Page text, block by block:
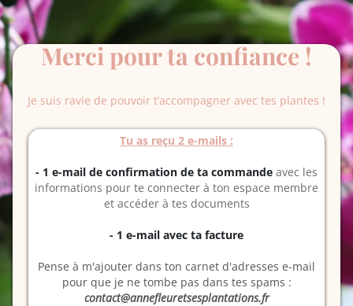
Merci pour ta confiance !
Je suis ravie de pouvoir t’accompagner avec tes plantes !
Tu as reçu 2 e-mails :
- 1 e-mail de confirmation de ta commande avec les
informations pour te connecter à ton espace membre
et accéder à tes documents
- 1 e-mail avec ta facture
Pense à m'ajouter dans ton carnet d'adresses e-mail
pour que je ne tombe pas dans tes spams :
contact@annefleuretsesplantations.fr